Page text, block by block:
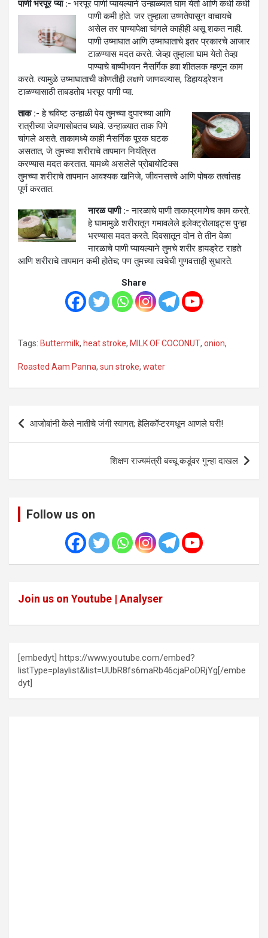
पाणी भरपूर प्या :- भरपूर पाणी प्यायल्याने उन्हाळ्यात घाम येतो आणि कधी कधी
पाणी कमी होते. जरतुम्हाला उष्णतेपासून वाचायचे
असेल तर पाण्यापेक्षा चांगले काहीही असू शकत नाही.
पाणी उष्माघात आणि उष्माघाताचे इतर प्रकारचे आजार
टाळण्यास मदत करते. जेव्हा तुम्हाला घाम येतो तेव्हा
पाण्याचे बाष्पीभवन नैसर्गिक हवा शीतलक म्हणून काम
करते. त्यामुळे उष्माघाताची कोणतीही लक्षणे जाणवल्यास, डिहायड्रेशन
टाळण्यासाठी ताबडतोब भरपूर पाणी प्या.
ताक :- हे चविष्ट उन्हाळी पेय तुमच्या दुपारच्या आणि
रात्रीच्या जेवणासोबतच घ्यावे. उन्हाळ्यात ताक पिणे
चांगले असते. ताकामध्ये काही नैसर्गिक पूरक घटक
असतात, जे तुमच्या शरीराचे तापमान नियंत्रित
करण्यास मदत करतात. यामध्ये असलेले प्रोबायोटिक्स
तुमच्या शरीराचे तापमान आवश्यक खनिजे, जीवनसत्त्वे आणि पोषक तत्वांसह
पूर्ण करतात.
नारळ पाणी :- नारळाचे पाणी ताकाप्रमाणेच काम करते.
हे घामामुळे शरीरातून गमावलेले इलेक्ट्रोलाइट्स पुन्हा
भरण्यास मदत करते. दिवसातून दोन ते तीन वेळा
नारळाचे पाणी प्यायल्याने तुमचे शरीर हायड्रेट राहते
आणि शरीराचे तापमान कमी होतेच; पण तुमच्या त्वचेची गुणवत्ताही सुधारते.
Share
Tags: Buttermilk, heat stroke, MILK OF COCONUT, onion,
Roasted Aam Panna, sun stroke, water
Post
navigation
आजोबांनी केले नातीचे जंगी स्वागत; हेलिकॉप्टरमधून आणले घरी!
शिक्षण राज्यमंत्री बच्चू कडूंवर गुन्हा दाखल
Follow us on
Join us on Youtube | Analyser
[embedyt] https://www.youtube.com/embed?
listType=playlist&list=UUbR8fs6maRb46cjaPoDRjYg[/embe
dyt]